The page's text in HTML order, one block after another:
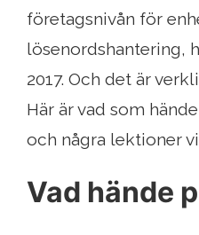
företagsnivån för
lösenordshantering,
2017. Och det är
Här är vad som
och några lektioner
Vad hände